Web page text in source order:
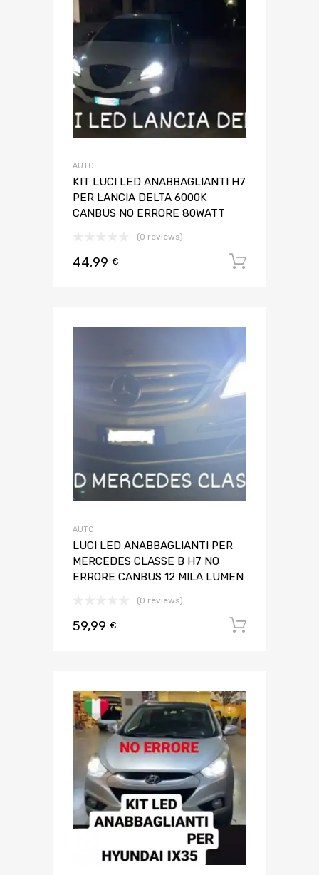
AUTO
KIT LUCI LED ANABBAGLIANTI H7
PER LANCIA DELTA 6000K
CANBUS NO ERRORE 80WATT
(0 reviews)
44,99 €
AUTO
LUCI LED ANABBAGLIANTI PER
MERCEDES CLASSE B H7 NO
ERRORE CANBUS 12 MILA LUMEN
(0 reviews)
59,99 €